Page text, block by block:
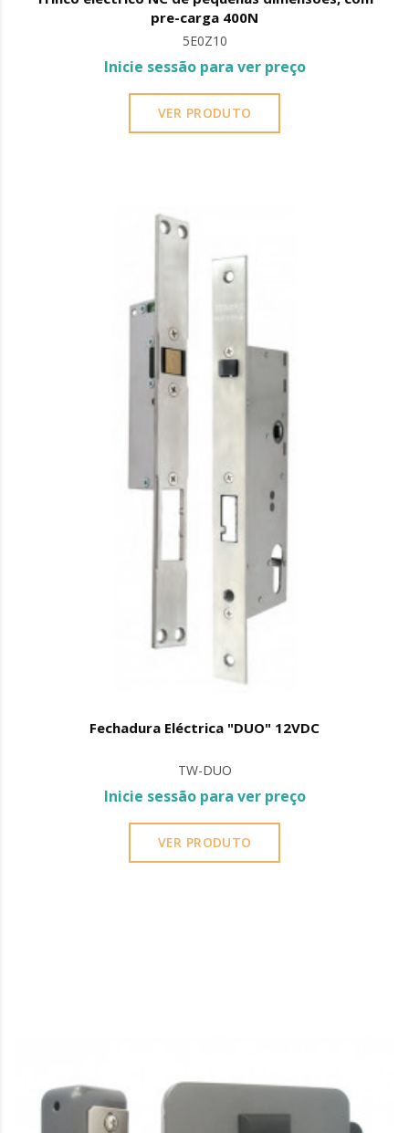
pre-carga 400N
5E0Z10
Inicie sessão para ver preço
VER PRODUTO
Fechadura Eléctrica "DUO" 12VDC
TW-DUO
Inicie sessão para ver preço
VER PRODUTO